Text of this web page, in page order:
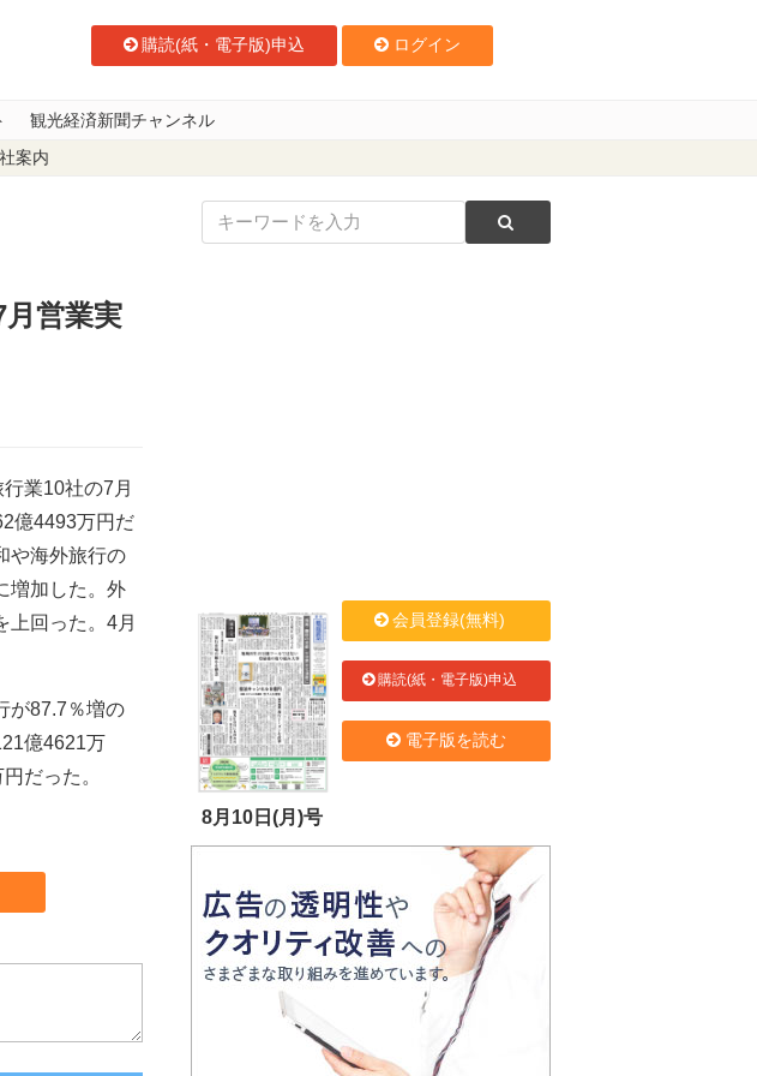
購読(紙・電子版)申込 ログイン
観光経済新聞チャンネル
案内
営業実
業10社の7月
億4493万円だ
や海外旅行の
増加した。外
上回った。4月
が87.7％増の
億4621万
だった。
8月10日(月)号
会員登録(無料)
購読(紙・電子版)申込
電子版を読む